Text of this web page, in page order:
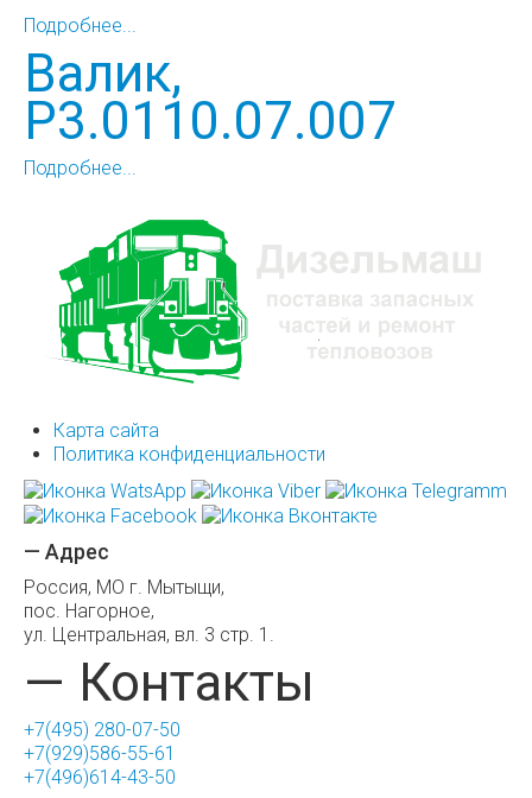
Подробнее...
Валик,
Р3.0110.07.007
Подробнее...
Карта сайта
Политика конфиденциальности
— Адрес
Россия, МО г. Мытыщи,
пос. Нагорное,
ул. Центральная, вл. 3 стр. 1.
— Контакты
+7(495) 280-07-50
+7(929)586-55-61
+7(496)614-43-50